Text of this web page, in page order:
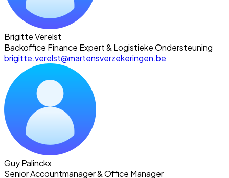
Brigitte Verelst
Backoffice Finance Expert & Logistieke Ondersteuning
brigitte.verelst@martensverzekeringen.be
Guy Palinckx
Senior Accountmanager & Office Manager